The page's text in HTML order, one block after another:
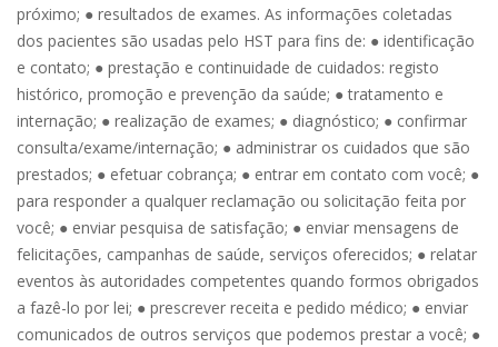
próximo; ● resultados de exames. As informações coletadas
dos pacientes são usadas pelo HST para fins de: ● identificação
e contato; ● prestação e continuidade de cuidados: registo
histórico, promoção e prevenção da saúde; ● tratamento e
internação; ● realização de exames; ● diagnóstico; ● confirmar
consulta/exame/internação; ● administrar os cuidados que são
prestados; ● efetuar cobrança; ● entrar em contato com você; ●
para responder a qualquer reclamação ou solicitação feita por
você; ● enviar pesquisa de satisfação; ● enviar mensagens de
felicitações, campanhas de saúde, serviços oferecidos; ● relatar
eventos às autoridades competentes quando formos obrigados
a fazê-lo por lei; ● prescrever receita e pedido médico; ● enviar
comunicados de outros serviços que podemos prestar a você; ●